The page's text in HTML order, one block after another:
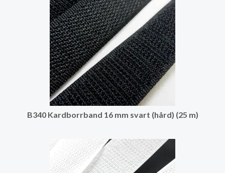
B340 Kardborrband 16 mm svart (hård) (25 m)